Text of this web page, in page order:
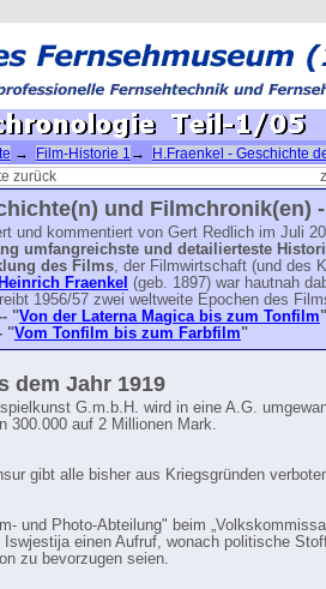
→ Film-Historie 1 → H.Fraenkel - Geschichte
Teil-1/05
zurück
und Filmchronik(en)
und kommentiert von Gert Redlich im Juli
umfangreichste und detailierteste
des Films, der Filmwirtschaft (und des
Heinrich Fraenkel (geb. 1897) war hautnah
1956/57 zwei weltweite Epochen des
"Von der Laterna Magica bis zum Tonfilm"
"Vom Tonfilm bis zum Farbfilm"
dem Jahr 1919
G.m.b.H. wird in eine A.G.
300.000 auf 2 Millionen Mark.
gibt alle bisher aus Kriegsgründen
und Photo-Abteilung" beim
einen Aufruf, wonach politische
zu bevorzugen seien.